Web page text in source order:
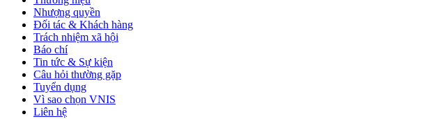
Nhượng quyền
Đối tác & Khách hàng
Trách nhiệm xã hội
Báo chí
Tin tức & Sự kiện
Câu hỏi thường gặp
Tuyển dụng
Vì sao chọn VNIS
Liên hệ